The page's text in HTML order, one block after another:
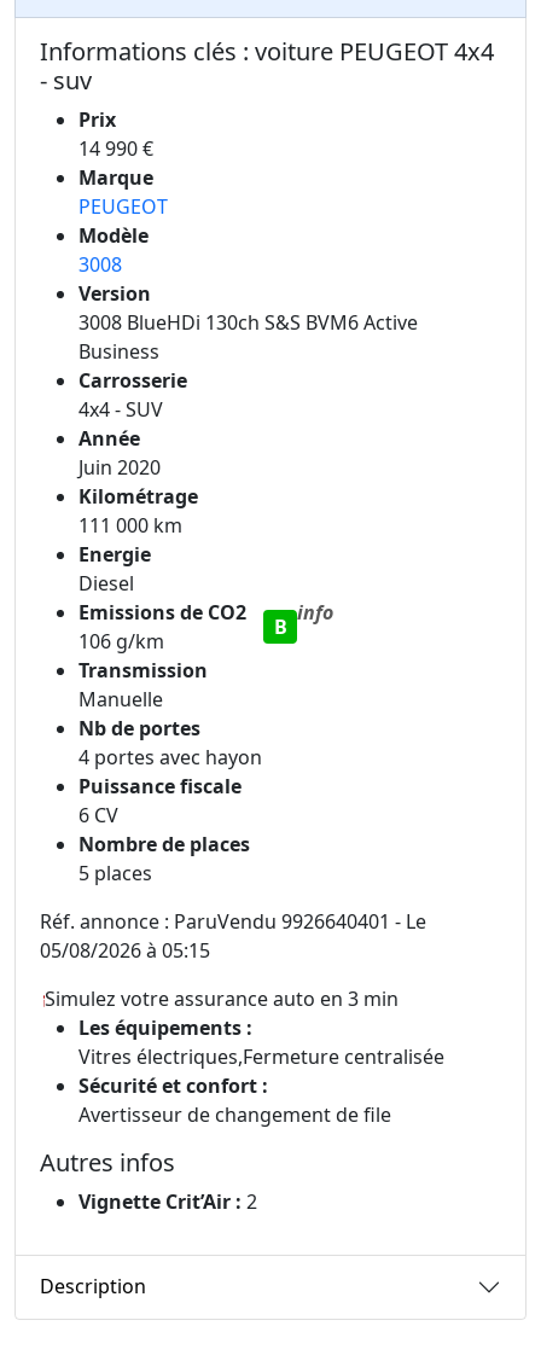
Informations clés : voiture PEUGEOT 4x4
- suv
Prix
14 990 €
Marque
PEUGEOT
Modèle
3008
Version
3008 BlueHDi 130ch S&S BVM6 Active
Business
Carrosserie
4x4 - SUV
Année
Juin 2020
Kilométrage
111 000 km
Energie
Diesel
Emissions de CO2
106 g/km
B
info
Transmission
Manuelle
Nb de portes
4 portes avec hayon
Puissance fiscale
6 CV
Nombre de places
5 places
Réf. annonce : ParuVendu 9926640401 - Le
05/08/2026 à 05:15
Simulez votre assurance auto en 3 min
Les équipements :
Vitres électriques,Fermeture centralisée
Sécurité et confort :
Avertisseur de changement de file
Autres infos
Vignette Crit’Air : 2
Description